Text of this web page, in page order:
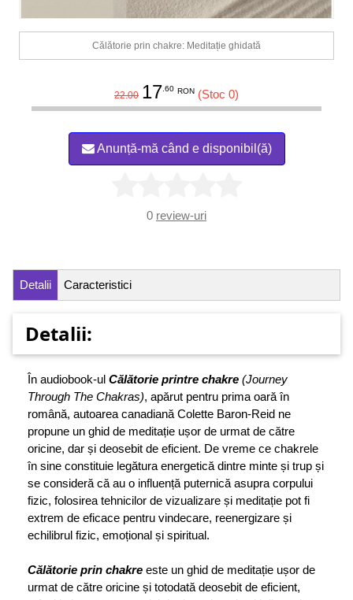
Călătorie prin chakre: Meditație ghidată
22.00 17.60 RON (Stoc 0)
Anunță-mă când e disponibil(ă)
0 review-uri
Detalii Caracteristici
Detalii:
În audiobook-ul Călătorie printre chakre (Journey
Through The Chakras), apărut pentru prima oară în
română, autoarea canadiană Colette Baron-Reid ne
propune un ghid de meditație ușor de urmat de către
oricine, dar și deosebit de eficient. De vreme ce chakrele
în sine constituie legătura energetică dintre minte și trup și
se consideră că au o influență puternică asupra corpului
fizic, folosirea tehnicilor de vizualizare și meditație pot fi
extrem de eficace pentru vindecare, reenergizare și
echilibrul fizic, emoțional și spiritual.
Călătorie prin chakre este un ghid de meditație ușor de
urmat de către oricine și totodată deosebit de eficient,